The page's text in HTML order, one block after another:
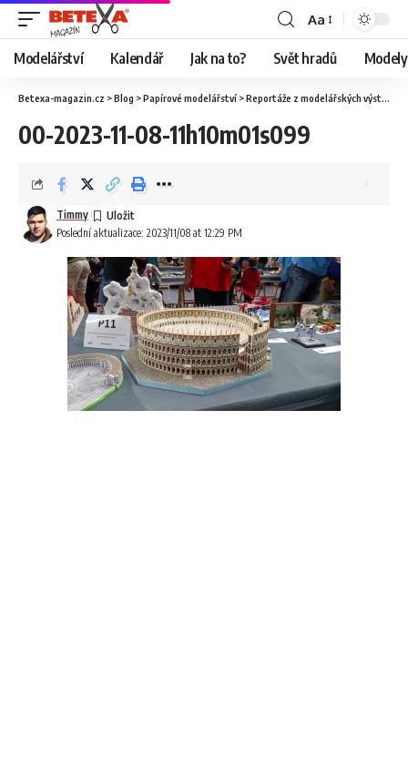
Aa
Modelářství Kalendář Jak na to? Svět hradů
Betexa-magazin.cz >Blog >Papírové modelářství >Reportáže z modelářských výstav
00-2023-11-08-11h10m01s099
Poslední aktualizace: 2023/11/08 at 12:29 PM
Timmy